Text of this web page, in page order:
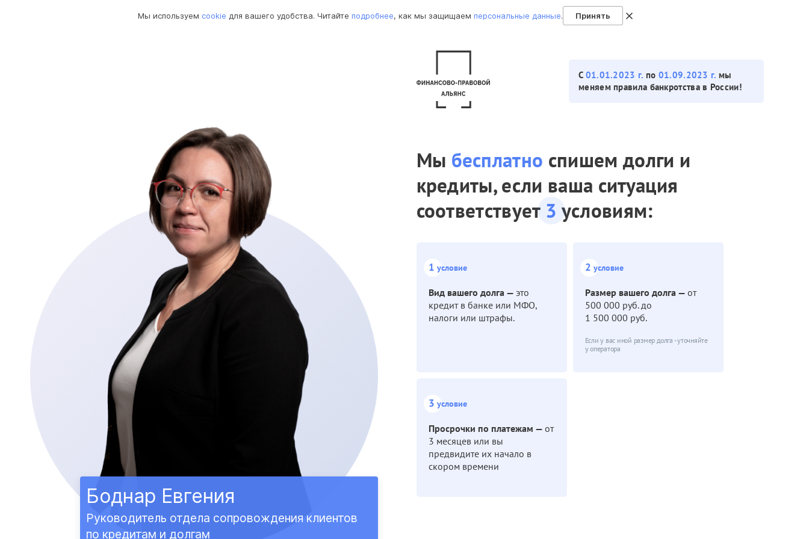
Мы используем cookie для вашего удобства. Читайте подробнее, как мы защищаем персональные данные. Принять
Боднар Евгения
Руководитель отдела сопровождения клиентов
по кредитам и долгам
С 01.01.2023 г. по 01.09.2023 г. мы
меняем правила банкротства в России!
Мы бесплатно спишем долги и
кредиты, если ваша ситуация
соответствует 3 условиям:
1 условие
Вид вашего долга — это
кредит в банке или МФО,
налоги или штрафы.
2 условие
Размер вашего долга — от
500 000 руб. до
1 500 000 руб.
Если у вас иной размер долга - уточняйте
у оператора
3 условие
Просрочки по платежам — от
3 месяцев или вы
предвидите их начало в
скором времени